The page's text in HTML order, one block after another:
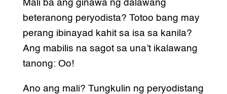
Mali ba ang ginawa ng dalawang
beteranong peryodista? Totoo bang may
perang ibinayad kahit sa isa sa kanila?
Ang mabilis na sagot sa una’t ikalawang
tanong: Oo!
Ano ang mali? Tungkulin ng peryodistang